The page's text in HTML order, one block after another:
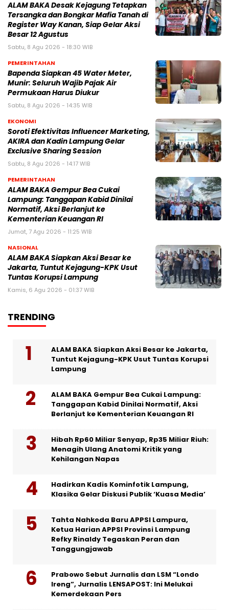
ALAM BAKA Desak Kejagung Tetapkan
Tersangka dan Bongkar Mafia Tanah di
Register Way Kanan, Siap Gelar Aksi
Besar 12 Agustus
Sabtu, 8 Agu 2026 - 18:30 WIB
PEMERINTAHAN
‎Bapenda Siapkan 45 Water Meter,
Munir: Seluruh Wajib Pajak Air
Permukaan Harus Diukur
Sabtu, 8 Agu 2026 - 14:35 WIB
EKONOMI
Soroti Efektivitas Influencer Marketing,
AKIRA dan Kadin Lampung Gelar
Exclusive Sharing Session
Sabtu, 8 Agu 2026 - 14:17 WIB
PEMERINTAHAN
ALAM BAKA Gempur Bea Cukai
Lampung: Tanggapan Kabid Dinilai
Normatif, Aksi Berlanjut ke
Kementerian Keuangan RI
Jumat, 7 Agu 2026 - 11:25 WIB
NASIONAL
ALAM BAKA Siapkan Aksi Besar ke
Jakarta, Tuntut Kejagung-KPK Usut
Tuntas Korupsi Lampung
Kamis, 6 Agu 2026 - 01:37 WIB
TRENDING
ALAM BAKA Siapkan Aksi Besar ke Jakarta,
Tuntut Kejagung-KPK Usut Tuntas Korupsi
Lampung
ALAM BAKA Gempur Bea Cukai Lampung:
Tanggapan Kabid Dinilai Normatif, Aksi
Berlanjut ke Kementerian Keuangan RI
Hibah Rp60 Miliar Senyap, Rp35 Miliar Riuh:
Menagih Ulang Anatomi Kritik yang
Kehilangan Napas
Hadirkan Kadis Kominfotik Lampung,
Klasika Gelar Diskusi Publik ‘Kuasa Media’
Tahta Nahkoda Baru APPSI Lampura,
Ketua Harian APPSI Provinsi Lampung
Refky Rinaldy Tegaskan Peran dan
Tanggungjawab
Prabowo Sebut Jurnalis dan LSM “Londo
Ireng”, Jurnalis LENSAPOST: Ini Melukai
Kemerdekaan Pers